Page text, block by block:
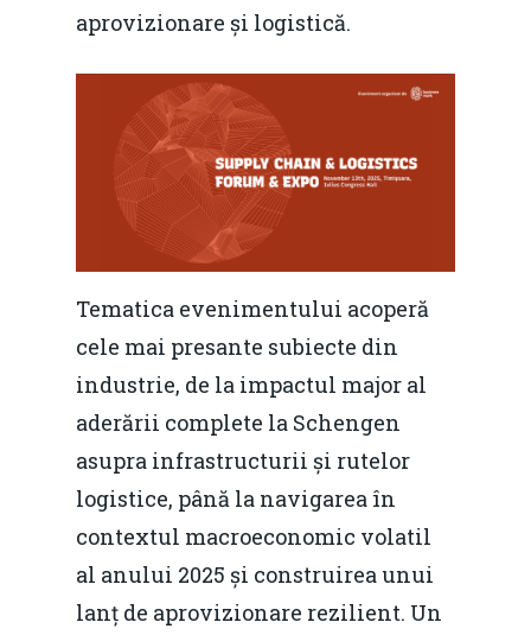
aprovizionare și logistică.
Tematica evenimentului acoperă
cele mai presante subiecte din
industrie, de la impactul major al
aderării complete la Schengen
asupra infrastructurii și rutelor
logistice, până la navigarea în
contextul macroeconomic volatil
al anului 2025 și construirea unui
lanț de aprovizionare rezilient. Un